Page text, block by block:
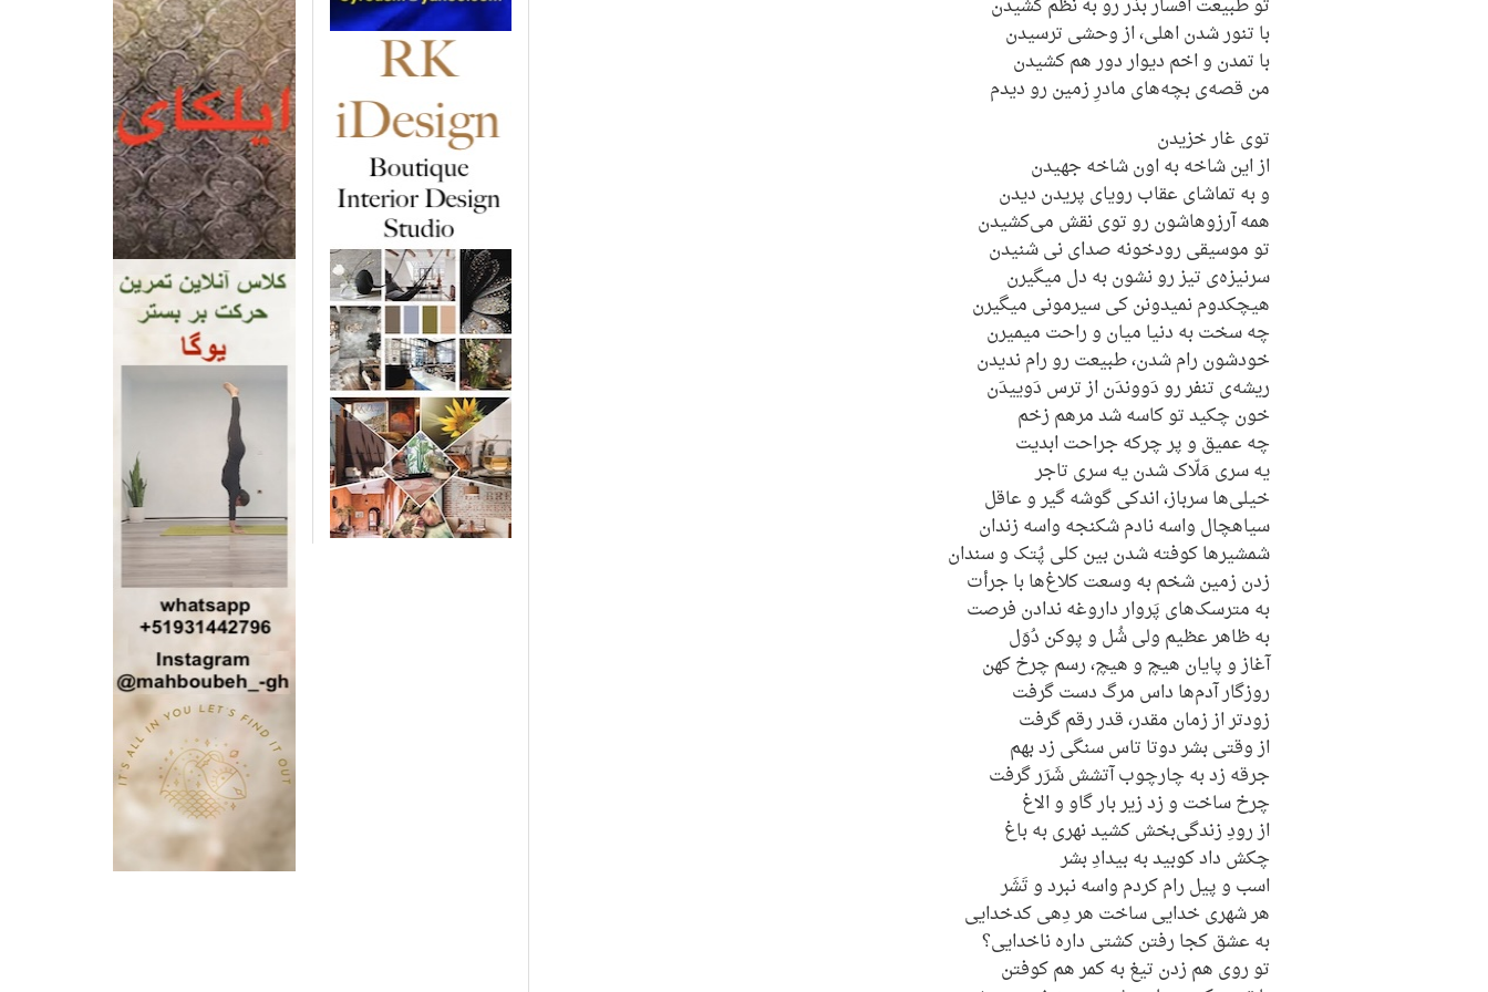
تو طبیعت افسار بذر رو به نظم کشیدن
با تنور شدن اهلی، از وحشی ترسیدن
با تمدن و اخم دیوار دور هم کشیدن
من قصه‌ی بچه‌های مادرِ زمین رو دیدم
توی غار خزیدن
از این شاخه به اون شاخه جهیدن
و به تماشای عقاب رویای پریدن دیدن
همه آرزوهاشون رو توی نقش می‌کشیدن
تو موسیقی رودخونه صدای نی شنیدن
سرنیزه‌ی تیز رو نشون به دل میگیرن
هیچکدوم نمیدونن کی سیرمونی میگیرن
چه سخت به دنیا میان و راحت میمیرن
خودشون رام شدن، طبیعت رو رام ندیدن
ریشه‌ی تنفر رو دَووندَن از ترس دَوییدَن
خون چکید تو کاسه شد مرهم زخم
چه عمیق و پر چرکه جراحت ابدیت
یه سری مَلّاک شدن یه سری تاجر
خیلی‌ها سرباز، اندکی گوشه گیر و عاقل
سیاهچال واسه نادم شکنجه واسه زندان
شمشیرها کوفته شدن بین کلی پُتک و سندان
زدن زمین شخم به وسعت کلاغ‌ها با جرأت
به مترسک‌های پَروار داروغه ندادن فرصت
به ظاهر عظیم ولی شُل و پوکن دُوَل
آغاز و پایان هیچ و هیچ، رسم چرخ کهن
روزگار آدم‌ها داس مرگ دست گرفت
زودتر از زمان مقدر، قدر رقم گرفت
از وقتی بشر دوتا تاس سنگی زد بهم
جرقه زد به چارچوب آتشش شَرَر گرفت
چرخ ساخت و زد زیر بار گاو و الاغ
از رودِ زندگی‌بخش کشید نهری به باغ
چکش داد کوبید به بیدادِ بشر
اسب و پیل رام کردم واسه نبرد و تَشَر
هر شهری خدایی ساخت هر دِهی کدخدایی
به عشق کجا رفتن کشتی داره ناخدایی؟
تو روی هم زدن تیغ به کمر هم کوفتن